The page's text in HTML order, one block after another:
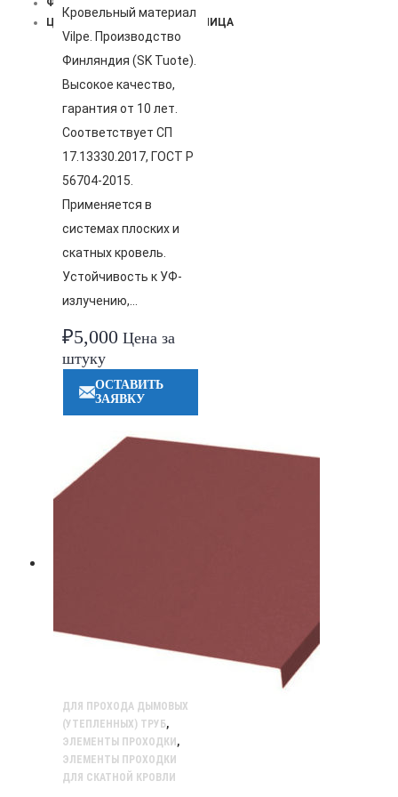
ФАЛЬЦЕВАЯ КРОВЛЯ
ЦЕМЕНТНО-ПЕСЧАНАЯ ЧЕРЕПИЦА
Кровельный материал
Vilpe. Производство
Финляндия (SK Tuote).
Высокое качество,
гарантия от 10 лет.
Соответствует СП
17.13330.2017, ГОСТ Р
56704-2015.
Применяется в
системах плоских и
скатных кровель.
Устойчивость к УФ-
излучению,…
₽5,000 Цена за
штуку
ОСТАВИТЬ
ЗАЯВКУ
ДЛЯ ПРОХОДА ДЫМОВЫХ
(УТЕПЛЕННЫХ) ТРУБ,
ЭЛЕМЕНТЫ ПРОХОДКИ ,
ЭЛЕМЕНТЫ ПРОХОДКИ
ДЛЯ СКАТНОЙ КРОВЛИ